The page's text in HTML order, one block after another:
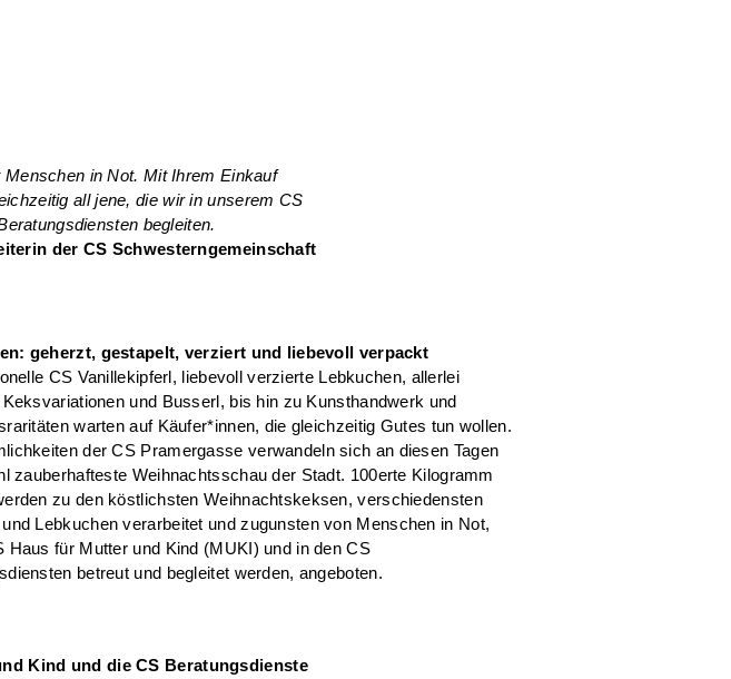
in Not. Mit Ihrem Einkauf
all jene, die wir in unserem CS
begleiten.
der CS Schwesterngemeinschaft
geherzt, gestapelt, verziert und liebevoll verpackt
CS Vanillekipferl, liebevoll verzierte Lebkuchen, allerlei
und Busserl, bis hin zu Kunsthandwerk und
warten auf Käufer*innen, die gleichzeitig Gutes tun wollen.
der CS Pramergasse verwandeln sich an diesen Tagen
zauberhafteste Weihnachtsschau der Stadt. 100erte Kilogramm
zu den köstlichsten Weihnachtskeksen, verschiedensten
Lebkuchen verarbeitet und zugunsten von Menschen in Not,
Haus für Mutter und Kind (MUKI) und in den CS
betreut und begleitet werden, angeboten.
Kind und die CS Beratungsdienste